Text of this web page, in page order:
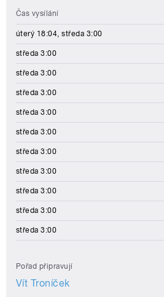
Čas vysílání
úterý 18:04, středa 3:00
středa 3:00
středa 3:00
středa 3:00
středa 3:00
středa 3:00
středa 3:00
středa 3:00
středa 3:00
středa 3:00
středa 3:00
Pořad připravují
Vít Troníček